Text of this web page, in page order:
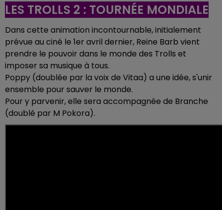
LES TROLLS 2 : TOURNÉE MONDIALE
Dans cette animation incontournable, initialement
prévue au ciné le 1er avril dernier, Reine Barb vient
prendre le pouvoir dans le monde des Trolls et
imposer sa musique à tous.
Poppy (doublée par la voix de Vitaa) a une idée, s'unir
ensemble pour sauver le monde.
Pour y parvenir, elle sera accompagnée de Branche
(doublé par M Pokora).